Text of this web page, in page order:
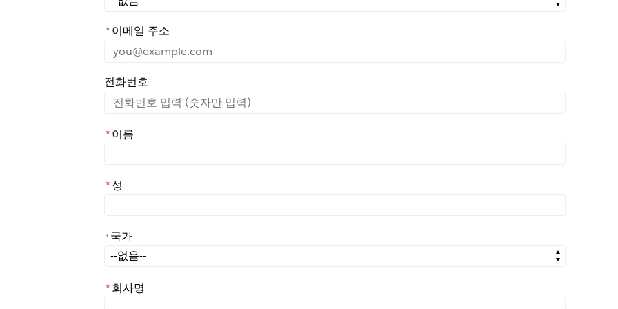
*이메일 주소
전화번호
*이름
*성
* 국가
국가
*회사명